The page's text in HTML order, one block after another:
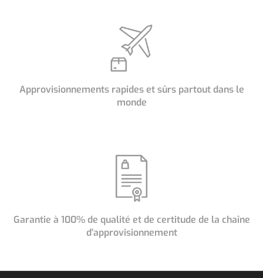
Approvisionnements rapides et sûrs partout dans le
monde
Garantie à 100% de qualité et de certitude de la chaîne
d'approvisionnement